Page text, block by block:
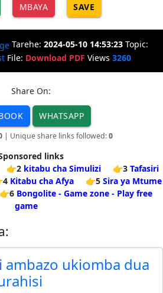
MBAYA SAVE
Tarehe: 2024-05-10 14:53:23 Topic:
File: Download PDF Views 3260
Share On:
WHATSAPP
| Unique share links followed:0
links
👉2 kitabu cha Simulizi 👉3 Tafasiri
Kitabu cha Afya 👉5 Sira ya Mtume
👉6 Bongolite - Game zone - Play free
game
ambazo ukiomba dua